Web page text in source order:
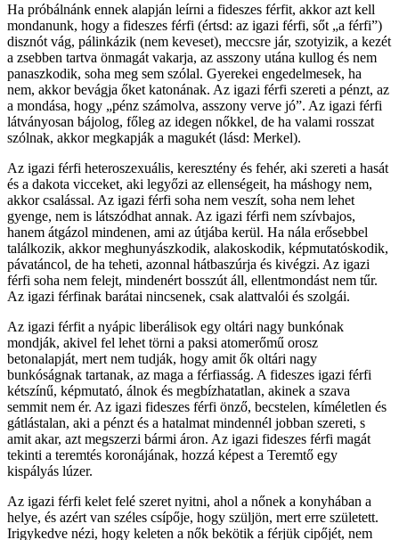
Ha próbálnánk ennek alapján leírni a fideszes férfit, akkor azt kell
mondanunk, hogy a fideszes férfi (értsd: az igazi férfi, sőt „a férfi”)
disznót vág, pálinkázik (nem keveset), meccsre jár, szotyizik, a kezét
a zsebben tartva önmagát vakarja, az asszony utána kullog és nem
panaszkodik, soha meg sem szólal. Gyerekei engedelmesek, ha
nem, akkor bevágja őket katonának. Az igazi férfi szereti a pénzt, az
a mondása, hogy „pénz számolva, asszony verve jó”. Az igazi férfi
látványosan bájolog, főleg az idegen nőkkel, de ha valami rosszat
szólnak, akkor megkapják a magukét (lásd: Merkel).
Az igazi férfi heteroszexuális, keresztény és fehér, aki szereti a hasát
és a dakota vicceket, aki legyőzi az ellenségeit, ha máshogy nem,
akkor csalással. Az igazi férfi soha nem veszít, soha nem lehet
gyenge, nem is látszódhat annak. Az igazi férfi nem szívbajos,
hanem átgázol mindenen, ami az útjába kerül. Ha nála erősebbel
találkozik, akkor meghunyászkodik, alakoskodik, képmutatóskodik,
pávatáncol, de ha teheti, azonnal hátbaszúrja és kivégzi. Az igazi
férfi soha nem felejt, mindenért bosszút áll, ellentmondást nem tűr.
Az igazi férfinak barátai nincsenek, csak alattvalói és szolgái.
Az igazi férfit a nyápic liberálisok egy oltári nagy bunkónak
mondják, akivel fel lehet törni a paksi atomerőmű orosz
betonalapját, mert nem tudják, hogy amit ők oltári nagy
bunkóságnak tartanak, az maga a férfiasság. A fideszes igazi férfi
kétszínű, képmutató, álnok és megbízhatatlan, akinek a szava
semmit nem ér. Az igazi fideszes férfi önző, becstelen, kíméletlen és
gátlástalan, aki a pénzt és a hatalmat mindennél jobban szereti, s
amit akar, azt megszerzi bármi áron. Az igazi fideszes férfi magát
tekinti a teremtés koronájának, hozzá képest a Teremtő egy
kispályás lúzer.
Az igazi férfi kelet felé szeret nyitni, ahol a nőnek a konyhában a
helye, és azért van széles csípője, hogy szüljön, mert erre született.
Irigykedve nézi, hogy keleten a nők bekötik a férjük cipőjét, nem